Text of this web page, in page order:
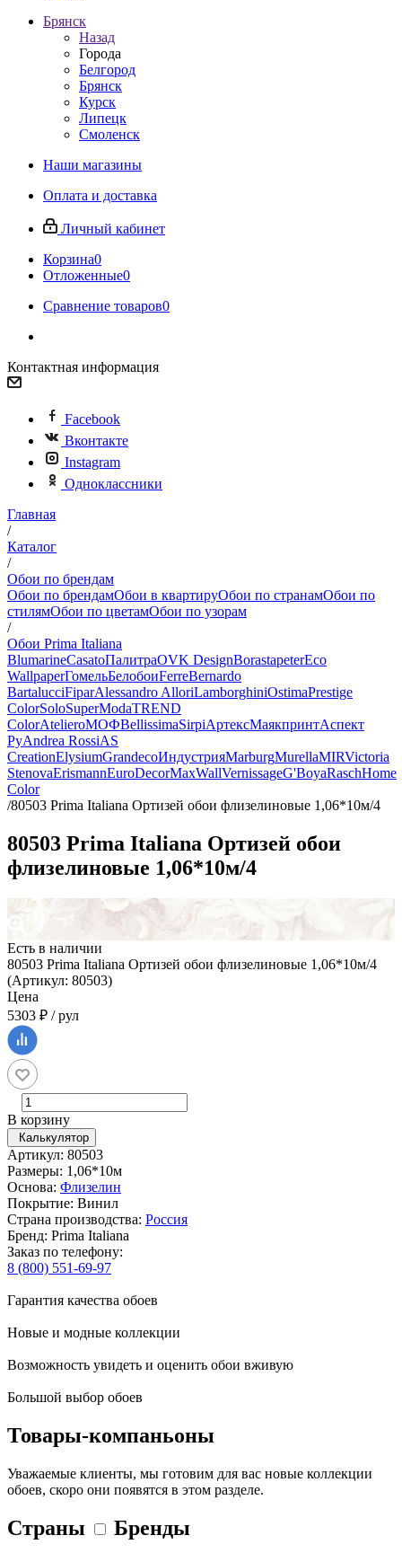
Брянск
Назад
Города
Белгород
Брянск
Курск
Липецк
Смоленск
Наши магазины
Оплата и доставка
Личный кабинет
Корзина0
Отложенные0
Сравнение товаров0
Контактная информация
Facebook
Вконтакте
Instagram
Одноклассники
Главная
/
Каталог
/
Обои по брендам
Обои по брендамОбои в квартируОбои по странамОбои по
стилямОбои по цветамОбои по узорам
/
Обои Prima Italiana
BlumarineCasatoПалитраOVK DesignBorastapeterEco
WallpaperГомельБелобоиFerreBernardo
BartalucciFiparAlessandro AlloriLamborghiniOstimaPrestige
ColorSoloSuperModaTREND
ColorAtelieroМОФBellissimaSirpiАртексМаякпринтАспект
РуAndrea RossiAS
CreationElysiumGrandecoИндустрияMarburgMurellaMIRVictoria
StenovaErismannEuroDecorMaxWallVernissageG'BoyaRaschHome
Color
/80503 Prima Italiana Ортизей обои флизелиновые 1,06*10м/4
80503 Prima Italiana Ортизей обои
флизелиновые 1,06*10м/4
Есть в наличии
80503 Prima Italiana Ортизей обои флизелиновые 1,06*10м/4
(Артикул: 80503)
Цена
5303 ₽ / рул
В корзину
Калькулятор
Артикул: 80503
Размеры: 1,06*10м
Основа: Флизелин
Покрытие: Винил
Страна производства: Россия
Бренд: Prima Italiana
Заказ по телефону:
8 (800) 551-69-97
Гарантия качества обоев
Новые и модные коллекции
Возможность увидеть и оценить обои вживую
Большой выбор обоев
Товары-компаньоны
Уважаемые клиенты, мы готовим для вас новые коллекции
обоев, скоро они появятся в этом разделе.
Страны Бренды